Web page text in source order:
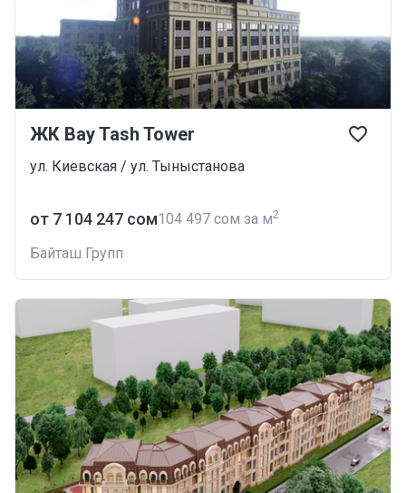
ЖК Bay Tash Tower
ул. Киевская / ул. Тыныстанова
от ‍7 104 247 сом‍104 497 сом за м2
Байташ Групп